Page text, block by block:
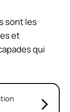
sont les
et
qui